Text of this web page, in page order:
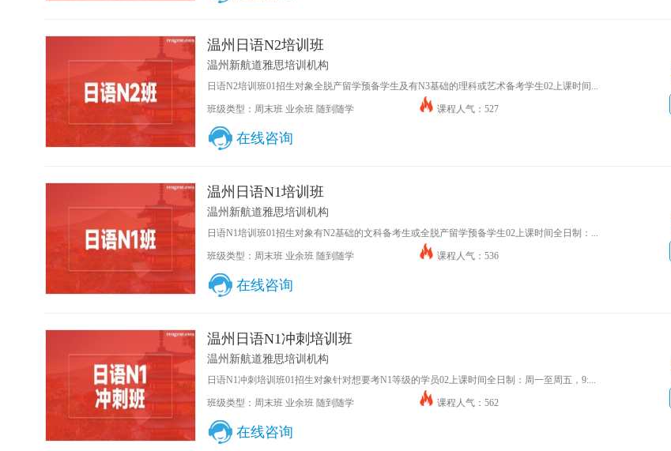
温州日语N2培训班
温州新航道雅思培训机构
日语N2培训班01招生对象全脱产留学预备学生及有N3基础的理科或艺术备考学生02上课时间...
班级类型：周末班 业余班 随到随学 课程人气：527
在线咨询
温州日语N1培训班
温州新航道雅思培训机构
日语N1培训班01招生对象有N2基础的文科备考生或全脱产留学预备学生02上课时间全日制：...
班级类型：周末班 业余班 随到随学 课程人气：536
在线咨询
温州日语N1冲刺培训班
温州新航道雅思培训机构
日语N1冲刺培训班01招生对象针对想要考N1等级的学员02上课时间全日制：周一至周五，9:...
班级类型：周末班 业余班 随到随学 课程人气：562
在线咨询